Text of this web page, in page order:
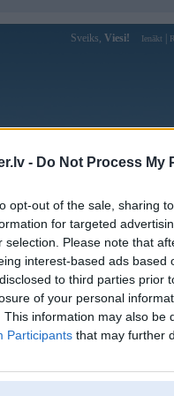
- Do Not Process My
opt-out of the sale, sharing
for targeted
selection. Please note that
interest-based ads
to third parties prior
of your personal
This information may also be
Participants that may further
Sveiks, Viesi! Ienākt
Forums Galerijas
Lietotāja
Lietotājvārds:
Pilsēta:
Braucu ar:
Ziņojumi forumā: